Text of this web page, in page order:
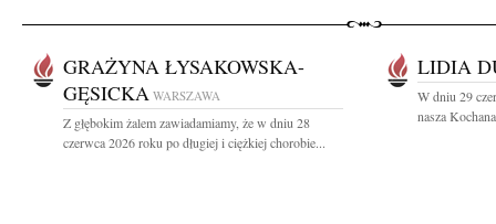
GRAŻYNA ŁYSAKOWSKA-
GĘSICKA WARSZAWA
Z głębokim żalem zawiadamiamy, że w dniu 28
czerwca 2026 roku po długiej i ciężkiej chorobie...
LIDIA
W dniu 29
nasza